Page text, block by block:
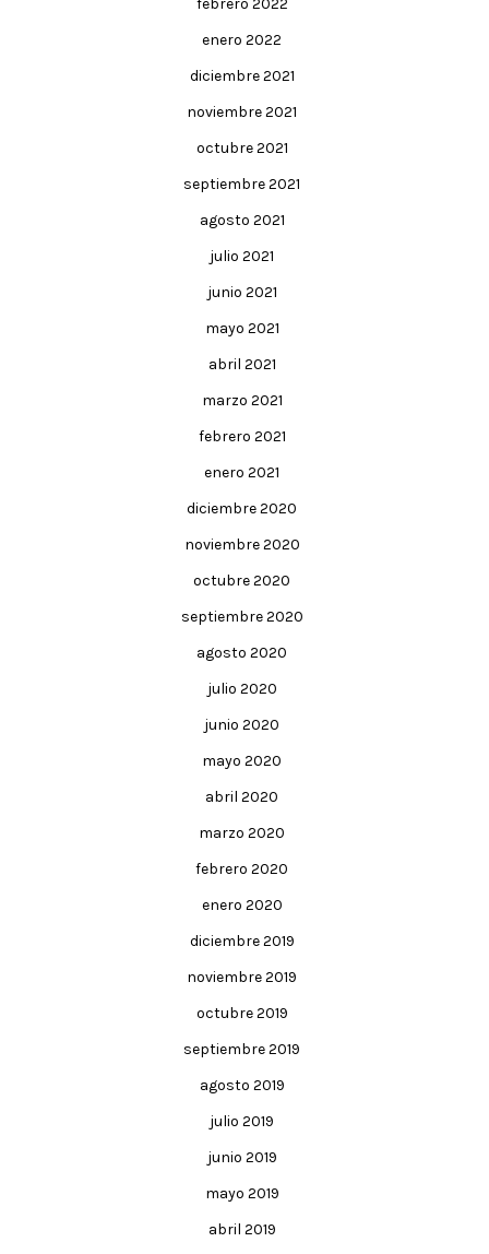
febrero 2022
enero 2022
diciembre 2021
noviembre 2021
octubre 2021
septiembre 2021
agosto 2021
julio 2021
junio 2021
mayo 2021
abril 2021
marzo 2021
febrero 2021
enero 2021
diciembre 2020
noviembre 2020
octubre 2020
septiembre 2020
agosto 2020
julio 2020
junio 2020
mayo 2020
abril 2020
marzo 2020
febrero 2020
enero 2020
diciembre 2019
noviembre 2019
octubre 2019
septiembre 2019
agosto 2019
julio 2019
junio 2019
mayo 2019
abril 2019